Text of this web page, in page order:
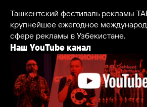
Ташкентский фестиваль рекламы
крупнейшее ежегодное
сфере рекламы в Узбекистане.
Наш YouTube канал